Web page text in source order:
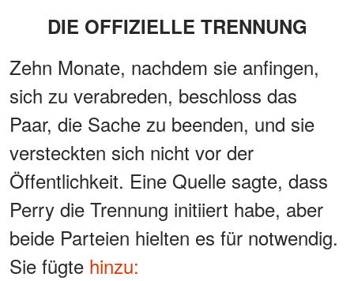
DIE OFFIZIELLE TRENNUNG
Zehn Monate, nachdem sie anfingen,
sich zu verabreden, beschloss das
Paar, die Sache zu beenden, und sie
versteckten sich nicht vor der
Öffentlichkeit. Eine Quelle sagte, dass
Perry die Trennung initiiert habe, aber
beide Parteien hielten es für notwendig.
Sie fügte hinzu: